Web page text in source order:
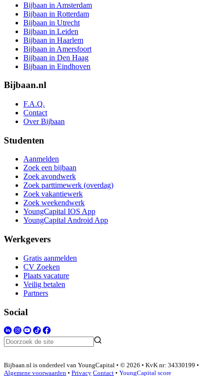
Bijbaan in Amsterdam
Bijbaan in Rotterdam
Bijbaan in Utrecht
Bijbaan in Leiden
Bijbaan in Haarlem
Bijbaan in Amersfoort
Bijbaan in Den Haag
Bijbaan in Eindhoven
Bijbaan.nl
F.A.Q.
Contact
Over Bijbaan
Studenten
Aanmelden
Zoek een bijbaan
Zoek avondwerk
Zoek parttimewerk (overdag)
Zoek vakantiewerk
Zoek weekendwerk
YoungCapital IOS App
YoungCapital Android App
Werkgevers
Gratis aanmelden
CV Zoeken
Plaats vacature
Veilig betalen
Partners
Social
Bijbaan.nl is onderdeel van YoungCapital • © 2026 • KvK nr: 34330199 •
Algemene voorwaarden • Privacy Contact • YoungCapital score